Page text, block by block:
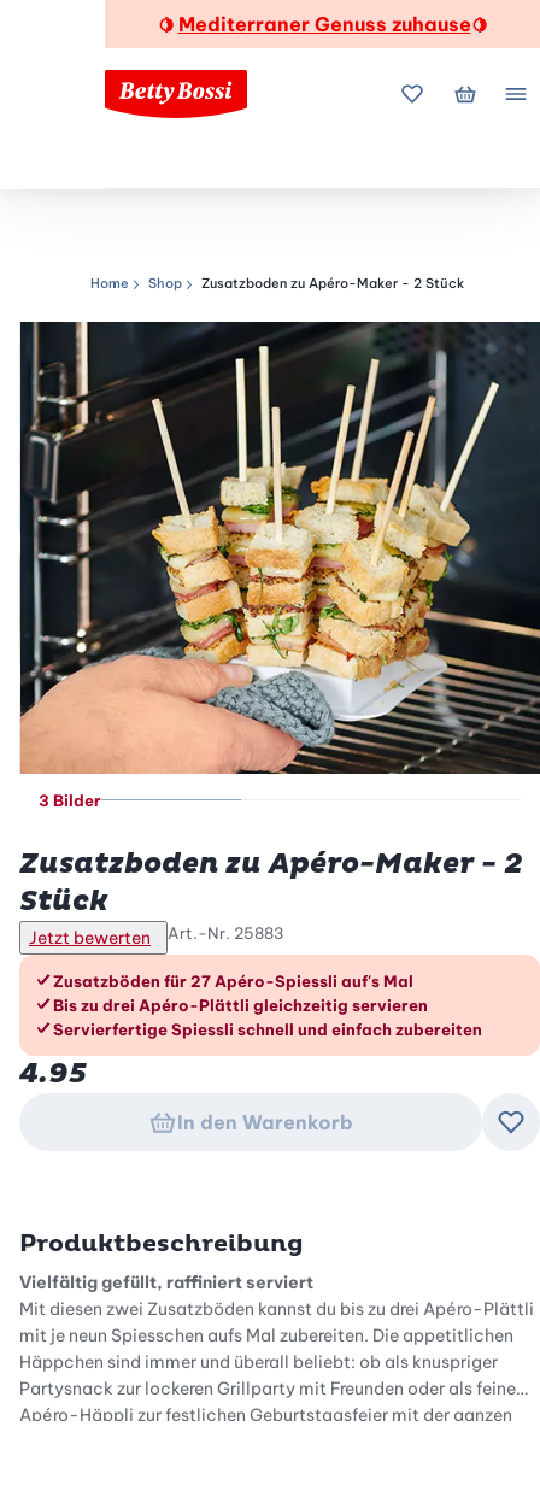
🍋 Mediterraner Genuss zuhause🍋
MeineMein
Navigationspfad
Home Shop Zusatzboden zu Apéro-Maker - 2 Stück
3 Bilder
Zusatzboden zu Apéro-Maker - 2
Stück
Jetzt bewerten Art.-Nr. 25883
Die Vorteile im Überblick
Zusatzböden für 27 Apéro-Spiessli auf's Mal
Bis zu drei Apéro-Plättli gleichzeitig servieren
Servierfertige Spiessli schnell und einfach zubereiten
4.95
In den Warenkorb
Produktbeschreibung
Vielfältig gefüllt, raffiniert serviert
Mit diesen zwei Zusatzböden kannst du bis zu drei Apéro-Plättli
mit je neun Spiesschen aufs Mal zubereiten. Die appetitlichen
Häppchen sind immer und überall beliebt: ob als knuspriger
Partysnack zur lockeren Grillparty mit Freunden oder als feine
Apéro-Häppli zur festlichen Geburtstagsfeier mit der ganzen